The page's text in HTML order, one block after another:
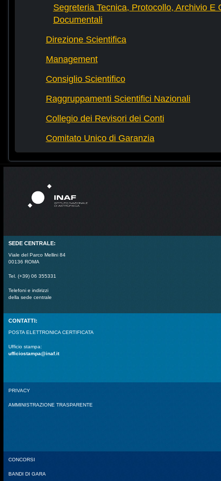
Segreteria Tecnica, Protocollo, Archivio E
Documentali
Direzione Scientifica
Management
Consiglio Scientifico
Raggruppamenti Scientifici Nazionali
Collegio dei Revisori dei Conti
Comitato Unico di Garanzia
SEDE CENTRALE:
Viale del Parco Mellini 84
00136 ROMA
Tel. (+39) 06 355331
Telefoni e indirizzi
della sede centrale
CONTATTI:
POSTA ELETTRONICA CERTIFICATA
Ufficio stampa:
ufficiostampa@inaf.it
PRIVACY
AMMINISTRAZIONE TRASPARENTE
CONCORSI
BANDI DI GARA